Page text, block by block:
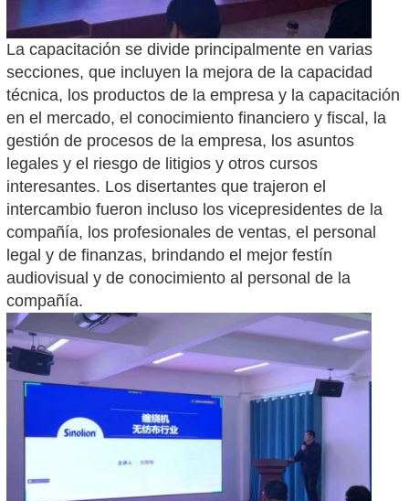
La capacitación se divide principalmente en varias
secciones, que incluyen la mejora de la capacidad
técnica, los productos de la empresa y la capacitación
en el mercado, el conocimiento financiero y fiscal, la
gestión de procesos de la empresa, los asuntos
legales y el riesgo de litigios y otros cursos
interesantes. Los disertantes que trajeron el
intercambio fueron incluso los vicepresidentes de la
compañía, los profesionales de ventas, el personal
legal y de finanzas, brindando el mejor festín
audiovisual y de conocimiento al personal de la
compañía.